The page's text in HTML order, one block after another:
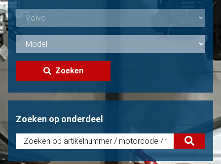
Zoeken
Zoeken op onderdeel